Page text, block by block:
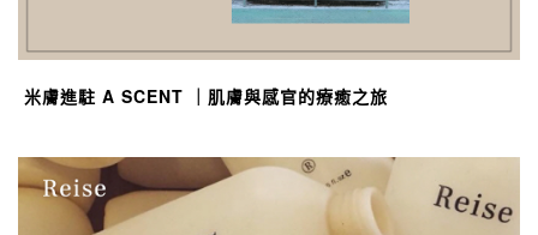
米膚進駐 A SCENT ｜肌膚與感官的療癒之旅